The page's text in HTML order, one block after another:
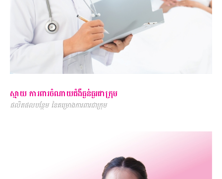
ស្មាយ ការពារចំណាយជំងឺធ្ងន់ធ្ងរជាក្រុម
ផលិតផលបន្ថែម នៃគម្រោងការពារជាក្រុម